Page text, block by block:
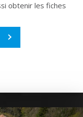
obtenir les fiches